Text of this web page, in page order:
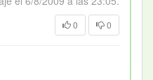
0 0